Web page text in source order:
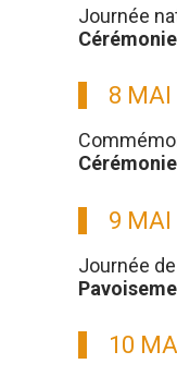
Journée
Cérémonie
8 MAI
Cérémonie
9 MAI
Journée
10